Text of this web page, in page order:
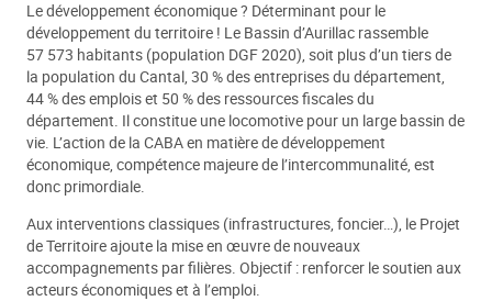
Le développement économique ? Déterminant pour le
développement du territoire ! Le Bassin d’Aurillac rassemble
57 573 habitants (population DGF 2020), soit plus d’un tiers de
la population du Cantal, 30 % des entreprises du département,
44 % des emplois et 50 % des ressources fiscales du
département. Il constitue une locomotive pour un large bassin de
vie. L’action de la CABA en matière de développement
économique, compétence majeure de l’intercommunalité, est
donc primordiale.
Aux interventions classiques (infrastructures, foncier…), le Projet
de Territoire ajoute la mise en œuvre de nouveaux
accompagnements par filières. Objectif : renforcer le soutien aux
acteurs économiques et à l’emploi.